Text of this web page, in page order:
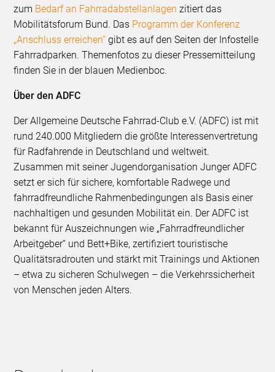
zum Bedarf an Fahrradabstellanlagen zitiert das
Mobilitätsforum Bund. Das Programm der Konferenz
„Anschluss erreichen“ gibt es auf den Seiten der Infostelle
Fahrradparken. Themenfotos zu dieser Pressemitteilung
finden Sie in der blauen Medienboc.
Über den ADFC
Der Allgemeine Deutsche Fahrrad-Club e.V. (ADFC) ist mit
rund 240.000 Mitgliedern die größte Interessenvertretung
für Radfahrende in Deutschland und weltweit.
Zusammen mit seiner Jugendorganisation Junger ADFC
setzt er sich für sichere, komfortable Radwege und
fahrradfreundliche Rahmenbedingungen als Basis einer
nachhaltigen und gesunden Mobilität ein. Der ADFC ist
bekannt für Auszeichnungen wie „Fahrradfreundlicher
Arbeitgeber“ und Bett+Bike, zertifiziert touristische
Qualitätsradrouten und stärkt mit Trainings und Aktionen
– etwa zu sicheren Schulwegen – die Verkehrssicherheit
von Menschen jeden Alters.